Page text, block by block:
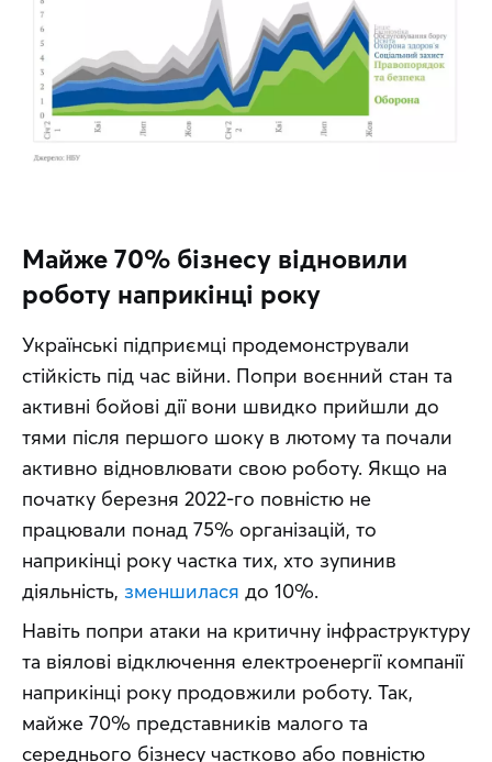
Майже 70% бізнесу відновили
роботу наприкінці року
Українські підприємці продемонстрували
стійкість під час війни. Попри воєнний стан та
активні бойові дії вони швидко прийшли до
тями після першого шоку в лютому та почали
активно відновлювати свою роботу. Якщо на
початку березня 2022-го повністю не
працювали понад 75% організацій, то
наприкінці року частка тих, хто зупинив
діяльність, зменшилася до 10%.
Навіть попри атаки на критичну інфраструктуру
та віялові відключення електроенергії компанії
наприкінці року продовжили роботу. Так,
майже 70% представників малого та
середнього бізнесу частково або повністю